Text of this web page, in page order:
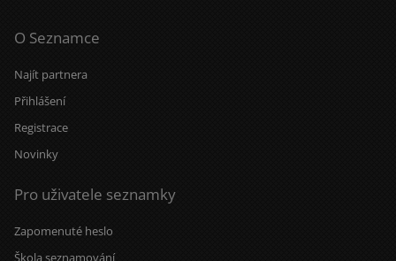
O Seznamce
Najít partnera
Přihlášení
Registrace
Novinky
Pro uživatele seznamky
Zapomenuté heslo
Škola seznamování